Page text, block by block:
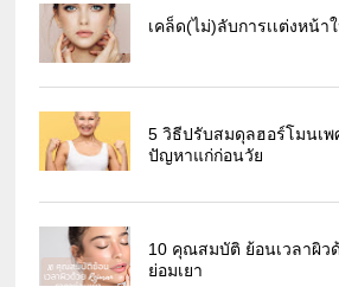
เคล็ด(ไม่)ลับการเเต่งหน้า
5 วิธีปรับสมดุลฮอร์โมนเ
ปัญหาแก่ก่อนวัย
10 คุณสมบัติ ย้อนเวลาผิว
ย่อมเยา